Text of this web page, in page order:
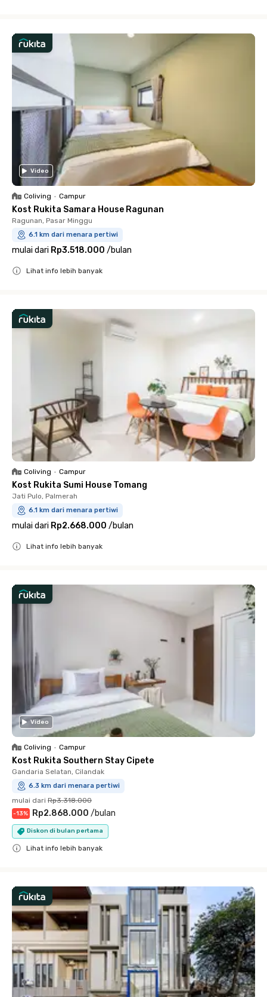
Video
Coliving • Campur
Kost Rukita Samara House Ragunan
Ragunan, Pasar Minggu
6.1 km dari menara pertiwi
mulai dari Rp3.518.000 /bulan
Lihat info lebih banyak
Coliving • Campur
Kost Rukita Sumi House Tomang
Jati Pulo, Palmerah
6.1 km dari menara pertiwi
mulai dari Rp2.668.000 /bulan
Lihat info lebih banyak
Video
Coliving • Campur
Kost Rukita Southern Stay Cipete
Gandaria Selatan, Cilandak
6.3 km dari menara pertiwi
mulai dari Rp3.318.000
-13% Rp2.868.000 /bulan
Diskon di bulan pertama
Lihat info lebih banyak